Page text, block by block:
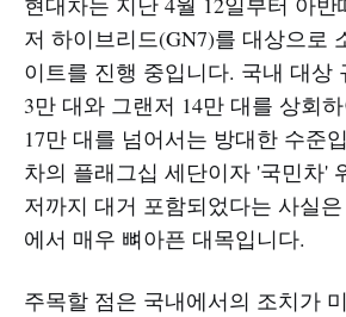
저 하이브리드(GN7)를 대상으로
이트를 진행 중입니다. 국내 대상
3만 대와 그랜저 14만 대를 상회
17만 대를 넘어서는 방대한 수준
차의 플래그십 세단이자 '국민차'
저까지 대거 포함되었다는 사실
에서 매우 뼈아픈 대목입니다.
주목할 점은 국내에서의 조치가